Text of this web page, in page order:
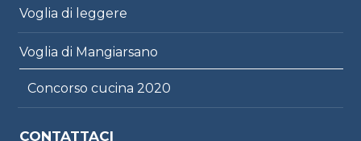
Voglia di leggere
Voglia di Mangiarsano
Concorso cucina 2020
CONTATTACI